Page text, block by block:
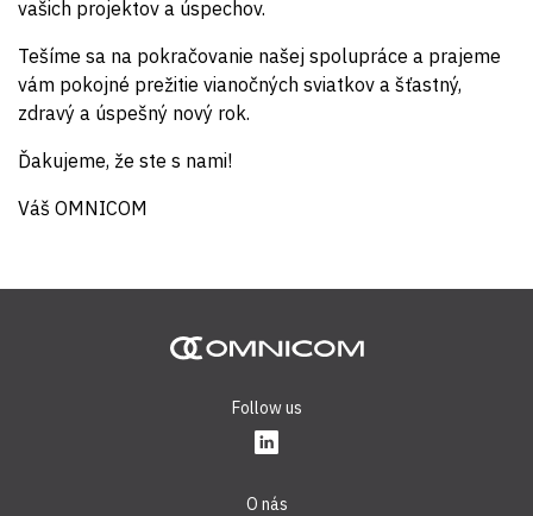
vašich projektov a úspechov.
Tešíme sa na pokračovanie našej spolupráce a prajeme
vám pokojné prežitie vianočných sviatkov a šťastný,
zdravý a úspešný nový rok.
Ďakujeme, že ste s nami!
Váš OMNICOM
Follow us
O nás